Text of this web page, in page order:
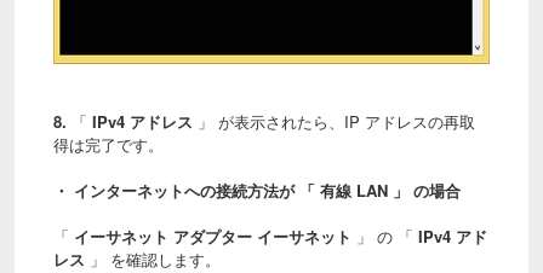
8. 「 IPv4 アドレス 」 が表示されたら、IP アドレスの再取
得は完了です。
・ インターネットへの接続方法が 「 有線 LAN 」 の場合
「 イーサネット アダプター イーサネット 」 の 「 IPv4 アド
レス 」 を確認します。